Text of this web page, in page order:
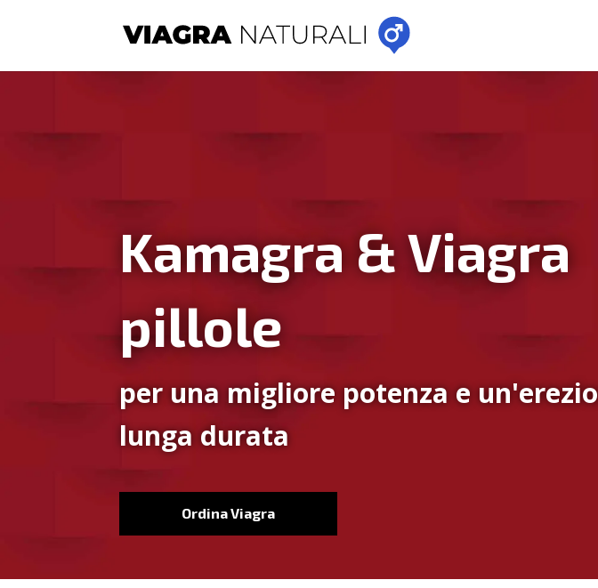
Kamagra & Viagra
pillole
per una migliore potenza e
lunga durata
Ordina Viagra